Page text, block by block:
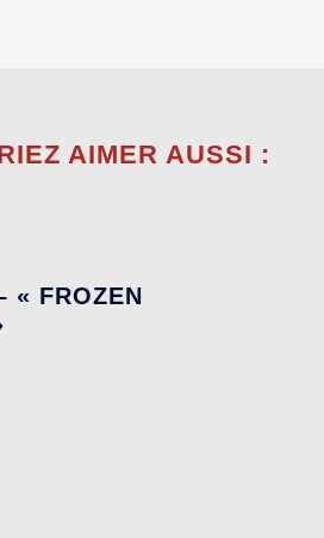
AIMER AUSSI :
« FROZEN